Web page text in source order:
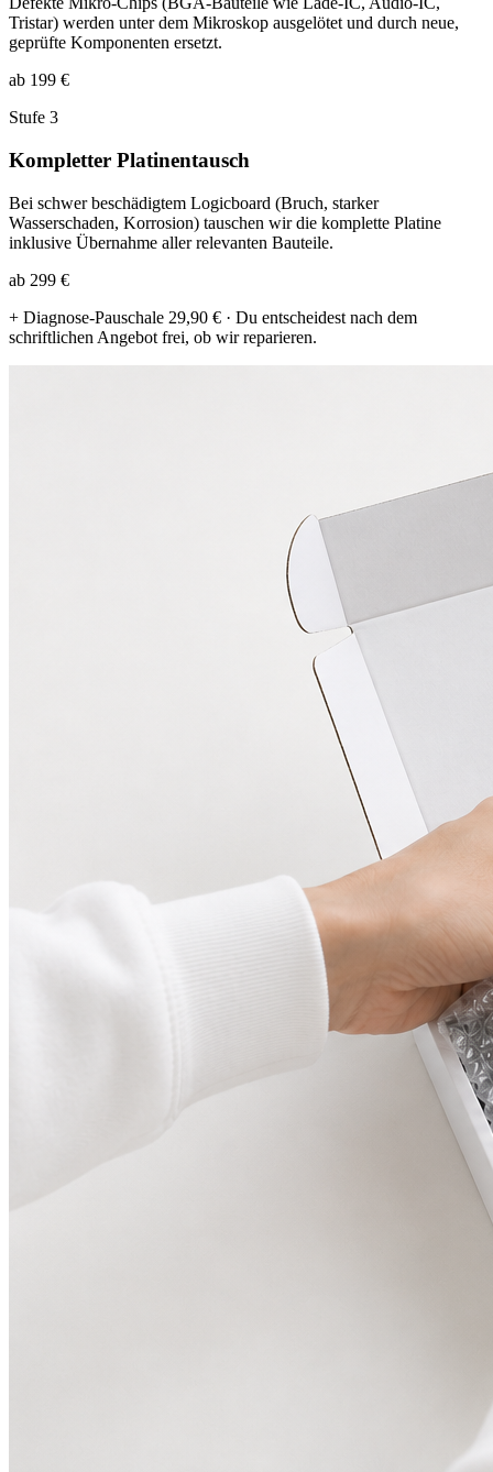
Tristar) werden unter dem Mikroskop ausgelötet und durch neue,
geprüfte Komponenten ersetzt.
ab 199 €
Stufe 3
Kompletter Platinentausch
Bei schwer beschädigtem Logicboard (Bruch, starker
Wasserschaden, Korrosion) tauschen wir die komplette Platine
inklusive Übernahme aller relevanten Bauteile.
ab 299 €
+ Diagnose-Pauschale 29,90 € · Du entscheidest nach dem
schriftlichen Angebot frei, ob wir reparieren.